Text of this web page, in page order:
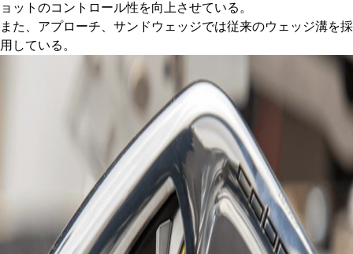
ョットのコントロール性を向上させている。
また、アプローチ、サンドウェッジでは従来のウェッジ溝を採
用している。